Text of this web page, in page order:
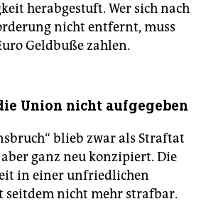
herabgestuft. Wer sich nach
nicht entfernt, muss
Geldbuße zahlen.
Union nicht aufgegeben
blieb zwar als Straftat
ganz neu konzipiert. Die
in einer unfriedlichen
seitdem nicht mehr strafbar.